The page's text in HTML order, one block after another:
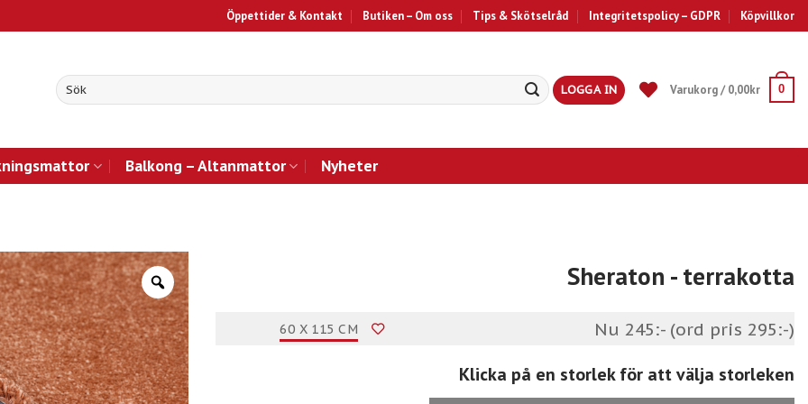
Öppettider & Kontakt Butiken – Om oss Tips & Skötselråd Integritetspolicy – GDPR Köpvillkor
LOGGA IN Varukorg /0,00kr 0
Balkong – Altanmattor Nyheter
Sheraton - terrakotta
60 X 115 CM Nu 245:- (ord pris 295:-)
Klicka på en storlek för att välja storleken